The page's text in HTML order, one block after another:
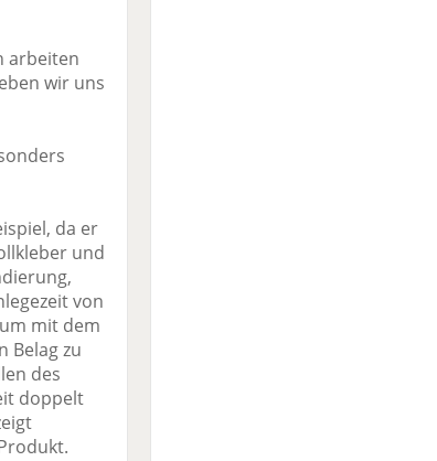
arbeiten
wir uns
da er
und
von
mit dem
Belag zu
des
doppelt